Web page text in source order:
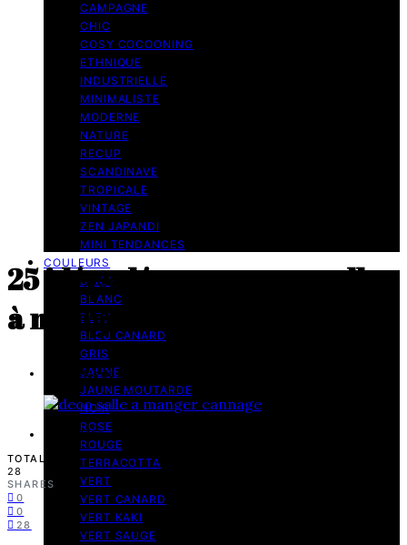
CAMPAGNE
CHIC
COSY COCOONING
ETHNIQUE
INDUSTRIELLE
MINIMALISTE
MODERNE
NATURE
RECUP
SCANDINAVE
TROPICALE
VINTAGE
ZEN JAPANDI
MINI TENDANCES
COULEURS
BEIGE
BLANC
BLEU
BLEU CANARD
GRIS
JAUNE
JAUNE MOUTARDE
NOIR
ROSE
ROUGE
TERRACOTTA
VERT
VERT CANARD
VERT KAKI
VERT SAUGE
25 idées déco pour une salle
à manger en cannage
11 minutes de lecture
1 avril 2025
TOTAL
28
SHARES
0
0
28